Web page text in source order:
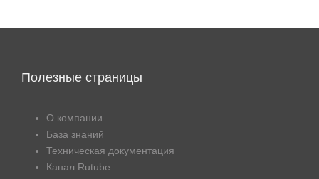
Полезные страницы
О компании
База знаний
Техническая документация
Канал Rutube